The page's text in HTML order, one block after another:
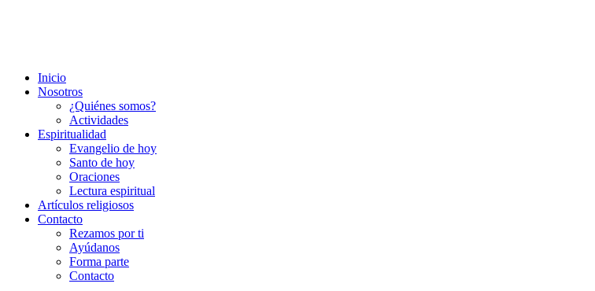
Inicio
Nosotros
¿Quiénes somos?
Actividades
Espiritualidad
Evangelio de hoy
Santo de hoy
Oraciones
Lectura espiritual
Artículos religiosos
Contacto
Rezamos por ti
Ayúdanos
Forma parte
Contacto